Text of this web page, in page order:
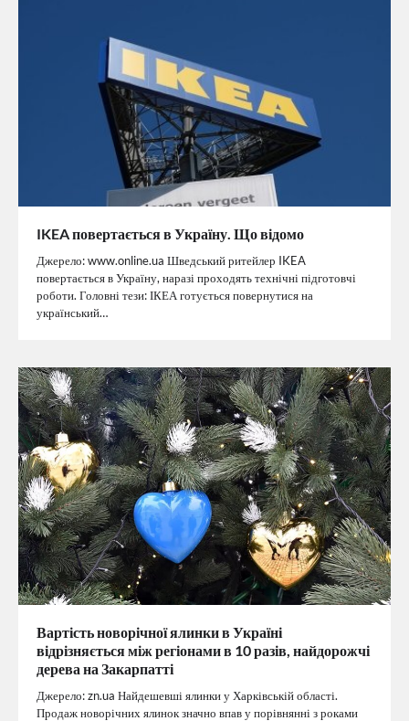
IKEA повертається в Україну. Що відомо
Джерело: www.online.ua Шведський ритейлер IKEA
повертається в Україну, наразі проходять технічні підготовчі
роботи. Головні тези: ІКЕА готується повернутися на
український…
Вартість новорічної ялинки в Україні
відрізняється між регіонами в 10 разів, найдорожчі
дерева на Закарпатті
Джерело: zn.ua Найдешевші ялинки у Харківській області.
Продаж новорічних ялинок значно впав у порівнянні з роками